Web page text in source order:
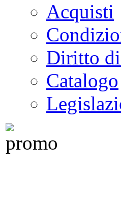
Acquisti
Diritto di
Catalogo